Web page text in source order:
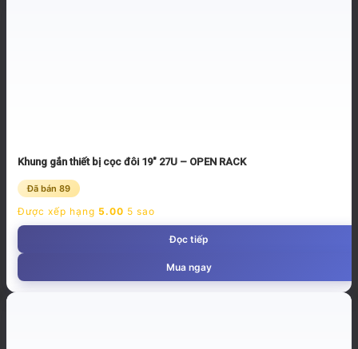
Khung gắn thiết bị cọc đôi 19″ 27U – OPEN RACK
Đã bán 89
Được xếp hạng 5.00 5 sao
Đọc tiếp
Mua ngay